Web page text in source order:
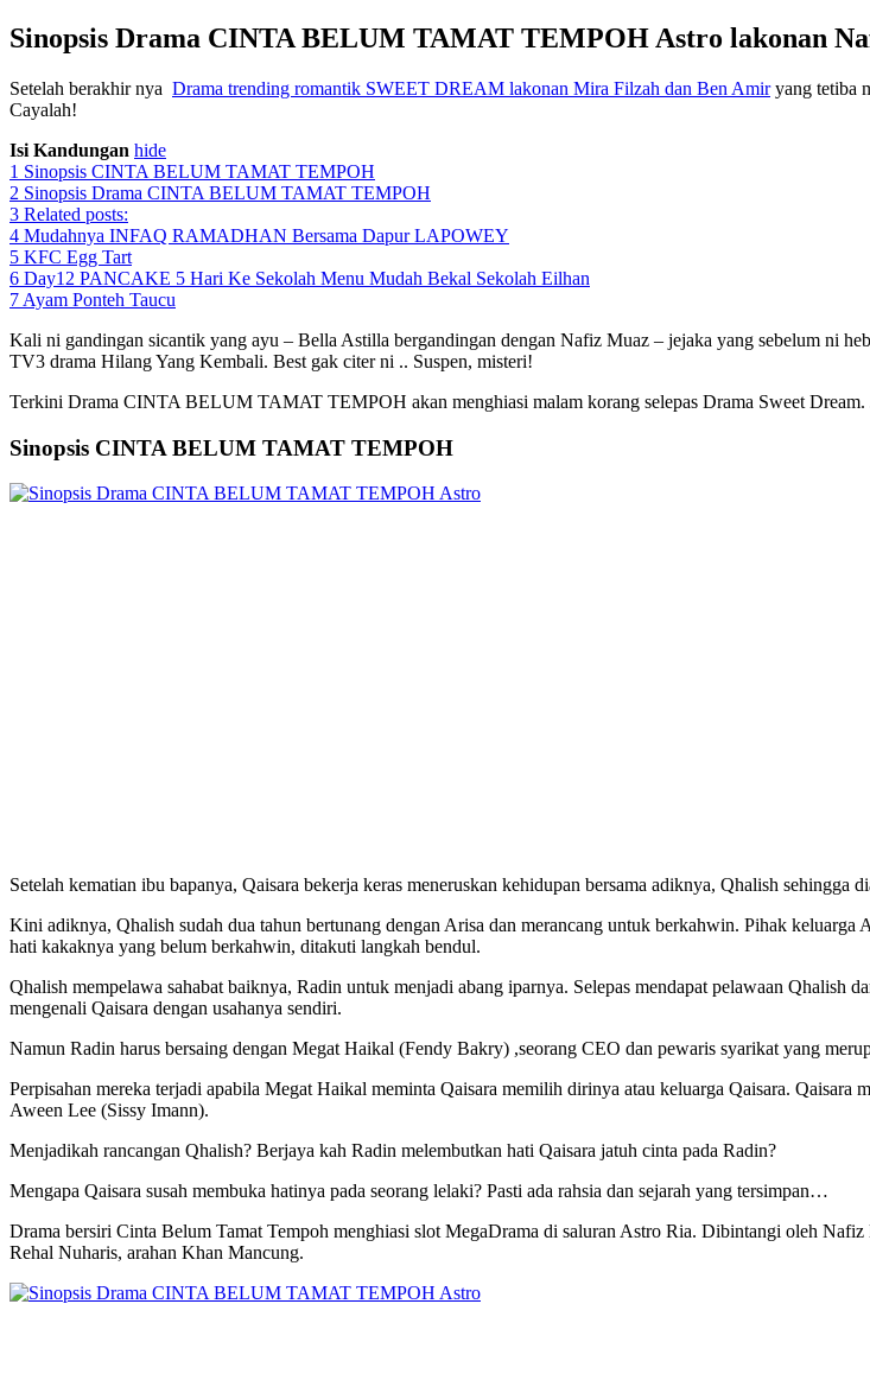
Sinopsis Drama CINTA BELUM TAMAT TEMPOH Astro lakonan
Setelah berakhir nya Drama trending romantik SWEET DREAM lakonan Mira Filzah dan Ben Amiryang tetiba
Cayalah!
Isi Kandungan hide
1 Sinopsis CINTA BELUM TAMAT TEMPOH
2 Sinopsis Drama CINTA BELUM TAMAT TEMPOH
3 Related posts:
4 Mudahnya INFAQ RAMADHAN Bersama Dapur LAPOWEY
5 KFC Egg Tart
6 Day12 PANCAKE 5 Hari Ke Sekolah Menu Mudah Bekal Sekolah Eilhan
7 Ayam Ponteh Taucu
Kali ni gandingan sicantik yang ayu – Bella Astilla bergandingan dengan Nafiz Muaz – jejaka yang sebelum ni
TV3 drama Hilang Yang Kembali. Best gak citer ni .. Suspen, misteri!
Terkini Drama CINTA BELUM TAMAT TEMPOH akan menghiasi malam korang selepas Drama Sweet
Sinopsis CINTA BELUM TAMAT TEMPOH
Setelah kematian ibu bapanya, Qaisara bekerja keras meneruskan kehidupan bersama adiknya, Qhalish sehingga
Kini adiknya, Qhalish sudah dua tahun bertunang dengan Arisa dan merancang untuk berkahwin. Pihak keluarga
hati kakaknya yang belum berkahwin, ditakuti langkah bendul.
Qhalish mempelawa sahabat baiknya, Radin untuk menjadi abang iparnya. Selepas mendapat pelawaan Qhalish
mengenali Qaisara dengan usahanya sendiri.
Namun Radin harus bersaing dengan Megat Haikal (Fendy Bakry) ,seorang CEO dan pewaris syarikat yang
Perpisahan mereka terjadi apabila Megat Haikal meminta Qaisara memilih dirinya atau keluarga Qaisara.
Aween Lee (Sissy Imann).
Menjadikah rancangan Qhalish? Berjaya kah Radin melembutkan hati Qaisara jatuh cinta pada Radin?
Mengapa Qaisara susah membuka hatinya pada seorang lelaki? Pasti ada rahsia dan sejarah yang tersimpan…
Drama bersiri Cinta Belum Tamat Tempoh menghiasi slot MegaDrama di saluran Astro Ria. Dibintangi oleh
Rehal Nuharis, arahan Khan Mancung.